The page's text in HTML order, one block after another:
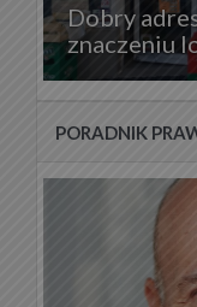
Dobry
znaczeniu
PORADNIK